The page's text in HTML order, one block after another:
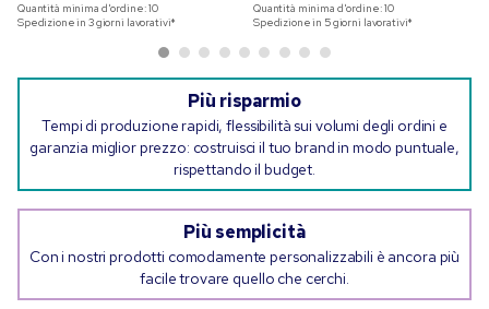
Quantità minima d'ordine:10
Spedizione in 3 giorni lavorativi*
Quantità minima d'ordine:10
Spedizione in 5 giorni lavorativi*
Più risparmio
Tempi di produzione rapidi, flessibilità sui volumi degli ordini e
garanzia miglior prezzo: costruisci il tuo brand in modo puntuale,
rispettando il budget.
Più semplicità
Con i nostri prodotti comodamente personalizzabili è ancora più
facile trovare quello che cerchi.